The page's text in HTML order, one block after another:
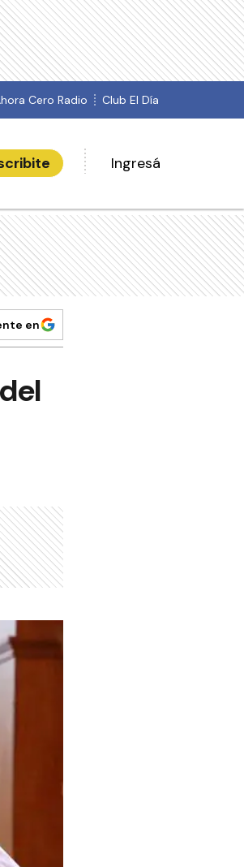
Cero Radio Club El Día
Ingresá
en